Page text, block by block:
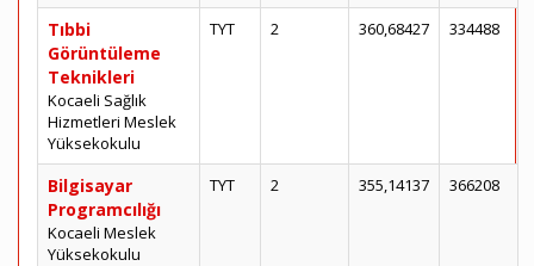
Tıbbi
Görüntüleme
Teknikleri
Kocaeli Sağlık
Hizmetleri Meslek
Yüksekokulu
TYT 2 360,68427 334488
Bilgisayar
Programcılığı
Kocaeli Meslek
Yüksekokulu
TYT 2 355,14137 366208